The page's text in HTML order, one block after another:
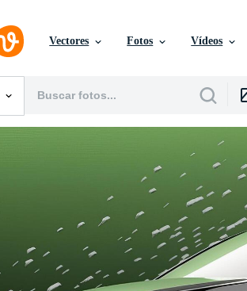
Vectores Fotos Vídeos